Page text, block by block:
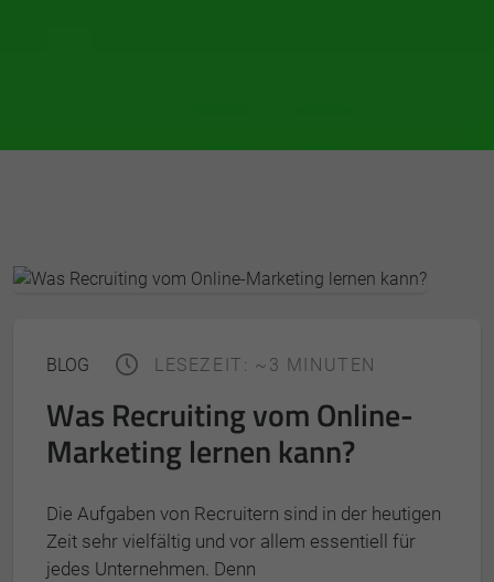
BLOG LESEZEIT: ~3 MINUTEN
Was Recruiting vom Online-
Marketing lernen kann?
Die Aufgaben von Recruitern sind in der heutigen
Zeit sehr vielfältig und vor allem essentiell für
jedes Unternehmen. Denn